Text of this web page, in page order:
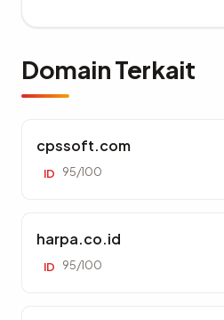
Domain Terkait
cpssoft.com
ID 95/100
harpa.co.id
ID 95/100